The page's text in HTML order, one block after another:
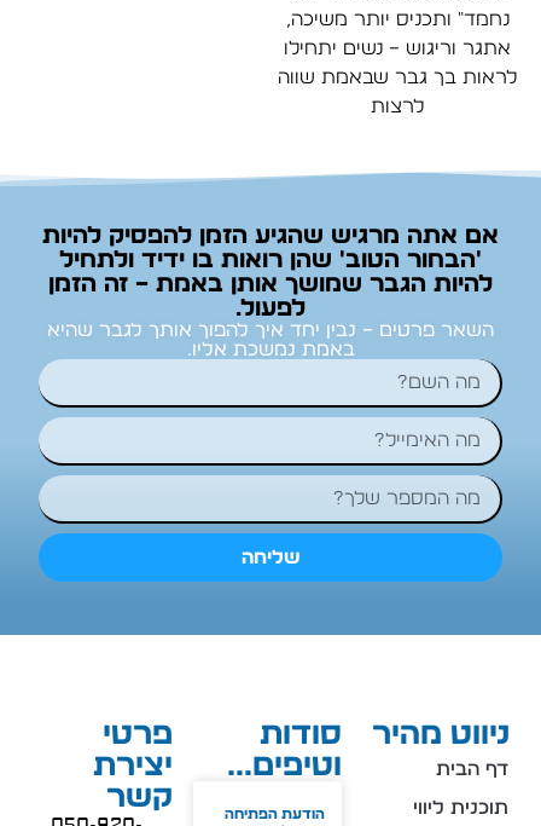
נחמד" ותכניס יותר משיכה,
אתגר וריגוש – נשים יתחילו
לראות בך גבר שבאמת שווה
לרצות
אם אתה מרגיש שהגיע הזמן להפסיק להיות
'הבחור הטוב' שהן רואות בו ידיד ולתחיל
להיות הגבר שמושך אותן באמת – זה הזמן
לפעול.
השאר פרטים – נבין יחד איך להפוך אותך לגבר שהיא
באמת נמשכת אליו.
שליחה
ניווט מהיר
דף הבית
תוכנית ליווי
סודות
וטיפים...
הודעת הפתיחה
פרטי
יצירת
קשר